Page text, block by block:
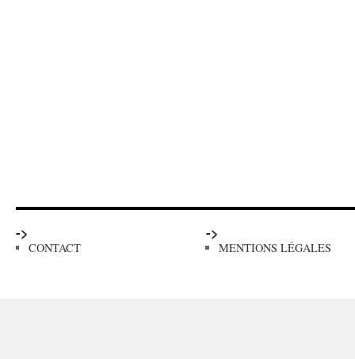
->
CONTACT
->
MENTIONS LÉGALES